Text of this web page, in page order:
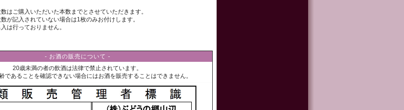
はご購入いただいた本数までとさせていただきます。
が記入されていない場合は1枚のみお付けします。
は行っておりません。
- お酒の販売について -
20歳未満の者の飲酒は法律で禁止されています。
であることを確認できない場合にはお酒を販売することはできません。